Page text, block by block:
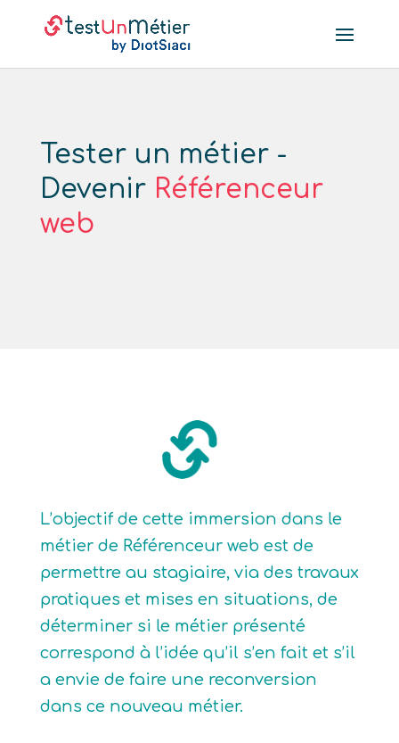
Tester un métier -
Devenir Référenceur
web
L’objectif de cette immersion dans le
métier de Référenceur web est de
permettre au stagiaire, via des travaux
pratiques et mises en situations, de
déterminer si le métier présenté
correspond à l’idée qu’il s’en fait et s’il
a envie de faire une reconversion
dans ce nouveau métier.